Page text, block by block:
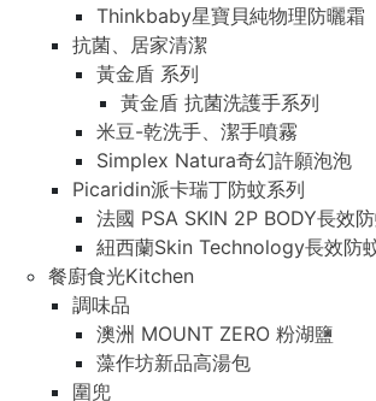
Thinkbaby星寶貝純物理防曬霜
抗菌、居家清潔
黃金盾 系列
黃金盾 抗菌洗護手系列
米豆-乾洗手、潔手噴霧
Simplex Natura奇幻許願泡泡
Picaridin派卡瑞丁防蚊系列
法國 PSA SKIN 2P BODY長效
紐西蘭Skin Technology長效防
餐廚食光Kitchen
調味品
澳洲 MOUNT ZERO 粉湖鹽
藻作坊新品高湯包
圍兜